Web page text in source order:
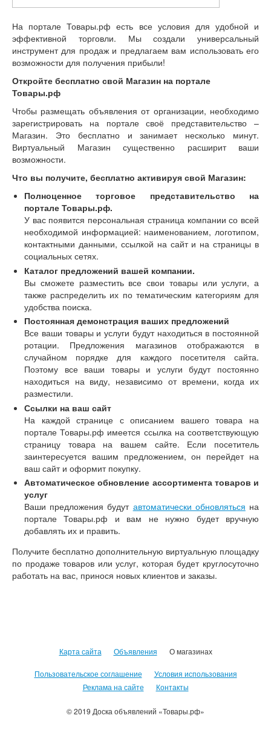
На портале Товары.рф есть все условия для удобной и
эффективной торговли. Мы создали универсальный
инструмент для продаж и предлагаем вам использовать его
возможности для получения прибыли!
Откройте бесплатно свой Магазин на портале
Товары.рф
Чтобы размещать объявления от организации, необходимо
зарегистрировать на портале своё представительство –
Магазин. Это бесплатно и занимает несколько минут.
Виртуальный Магазин существенно расширит ваши
возможности.
Что вы получите, бесплатно активируя свой Магазин:
Полноценное торговое представительство на
портале Товары.рф.
У вас появится персональная страница компании со всей
необходимой информацией: наименованием, логотипом,
контактными данными, ссылкой на сайт и на страницы в
социальных сетях.
Каталог предложений вашей компании.
Вы сможете разместить все свои товары или услуги, а
также распределить их по тематическим категориям для
удобства поиска.
Постоянная демонстрация ваших предложений
Все ваши товары и услуги будут находиться в постоянной
ротации. Предложения магазинов отображаются в
случайном порядке для каждого посетителя сайта.
Поэтому все ваши товары и услуги будут постоянно
находиться на виду, независимо от времени, когда их
разместили.
Ссылки на ваш сайт
На каждой странице с описанием вашего товара на
портале Товары.рф имеется ссылка на соответствующую
страницу товара на вашем сайте. Если посетитель
заинтересуется вашим предложением, он перейдет на
ваш сайт и оформит покупку.
Автоматическое обновление ассортимента товаров и
услуг
Ваши предложения будут автоматически обновляться на
портале Товары.рф и вам не нужно будет вручную
добавлять их и править.
Получите бесплатно дополнительную виртуальную площадку
по продаже товаров или услуг, которая будет круглосуточно
работать на вас, принося новых клиентов и заказы.
Карта сайта Объявления О магазинах
Пользовательское соглашение
Условия использования
Реклама на сайте
Контакты
© 2019 Доска объявлений «Товары.рф»